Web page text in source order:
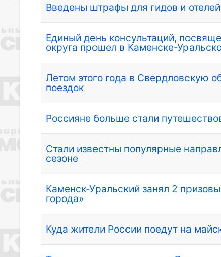
Введены штрафы для гидов и
Единый день консультаций,
округа прошел в Каменске-
Летом этого года в Свердловскую
поездок
Россияне больше стали
Стали известны популярные
сезоне
Каменск-Уральский занял 2
города»
Куда жители России поедут на